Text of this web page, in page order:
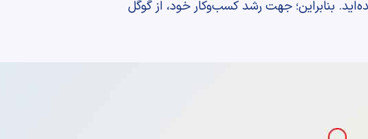
بنابراین؛ جهت رشد کسب‌وکار خود، از گوگل